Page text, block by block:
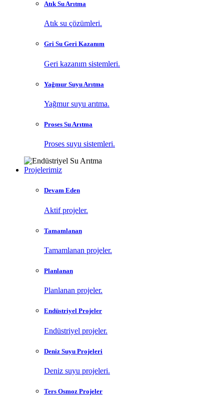
Atık Su Arıtma
Atık su çözümleri.
Gri Su Geri Kazanım
Geri kazanım sistemleri.
Yağmur Suyu Arıtma
Yağmur suyu arıtma.
Proses Su Arıtma
Proses suyu sistemleri.
Projelerimiz
Devam Eden
Aktif projeler.
Tamamlanan
Tamamlanan projeler.
Planlanan
Planlanan projeler.
Endüstriyel Projeler
Endüstriyel projeler.
Deniz Suyu Projeleri
Deniz suyu projeleri.
Ters Osmoz Projeler